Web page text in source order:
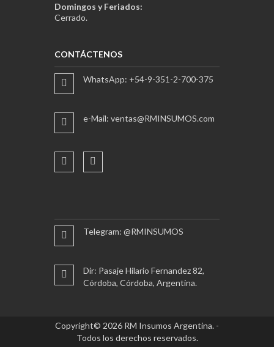
Domingos y Feriados:
Cerrado.
CONTÁCTENOS
WhatsApp: +54-9-351-2-700-375
e-Mail: ventas@RMINSUMOS.com
Telegram: @RMINSUMOS
Dir: Pasaje Hilario Fernandez 82,
Córdoba, Córdoba, Argentina.
Copyright© 2026 RM Insumos Argentina. -
Todos los derechos reservados.